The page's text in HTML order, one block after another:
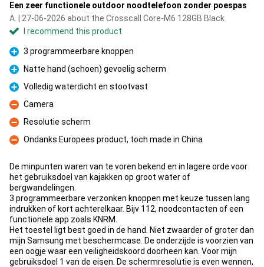
Een zeer functionele outdoor noodtelefoon zonder poespas
A. | 27-06-2026 about the Crosscall Core-M6 128GB Black
I recommend this product
Pro
3 programmeerbare knoppen
Pro
Natte hand (schoen) gevoelig scherm
Pro
Volledig waterdicht en stootvast
Con
Camera
Con
Resolutie scherm
Con
Ondanks Europees product, toch made in China
De minpunten waren van te voren bekend en in lagere orde voor
het gebruiksdoel van kajakken op groot water of
bergwandelingen.
3 programmeerbare verzonken knoppen met keuze tussen lang
indrukken of kort achterelkaar. Bijv 112, noodcontacten of een
functionele app zoals KNRM.
Het toestel ligt best goed in de hand. Niet zwaarder of groter dan
mijn Samsung met beschermcase. De onderzijde is voorzien van
een oogje waar een veiligheidskoord doorheen kan. Voor mijn
gebruiksdoel 1 van de eisen. De schermresolutie is even wennen,